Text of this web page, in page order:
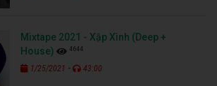
Mixtape 2021 - Xập Xình (Deep +
House)
4644
1/25/2021 - 43:00